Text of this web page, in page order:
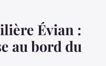
Évian :
au bord du